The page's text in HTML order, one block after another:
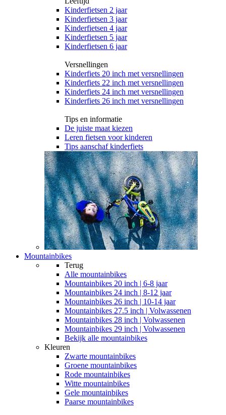
Kinderfietsen 2 jaar
Kinderfietsen 3 jaar
Kinderfietsen 4 jaar
Kinderfietsen 5 jaar
Kinderfietsen 6 jaar
Versnellingen
Kinderfiets 20 inch met versnellingen
Kinderfiets 22 inch met versnellingen
Kinderfiets 24 inch met versnellingen
Kinderfiets 26 inch met versnellingen
Tips en informatie
De juiste maat kiezen
Leren fietsen voor kinderen
Tips aanschaf kinderfiets
Mountainbikes
Terug
Alle mountainbikes
Mountainbikes 20 inch | 6-8 jaar
Mountainbikes 24 inch | 8-12 jaar
Mountainbikes 26 inch | 10-14 jaar
Mountainbikes 27.5 inch | Volwassenen
Mountainbikes 28 inch | Volwassenen
Mountainbikes 29 inch | Volwassenen
Bekijk alle mountainbikes
Kleuren
Zwarte mountainbikes
Groene mountainbikes
Rode mountainbikes
Witte mountainbikes
Gele mountainbikes
Paarse mountainbikes